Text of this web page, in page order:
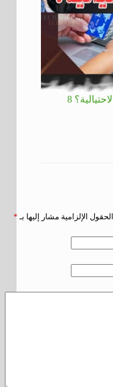
كيف تحمي نفسك من المواقع الاحتيالية؟ 8
الحقول الإلزامية مشار إليها بـ *